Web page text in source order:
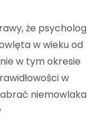
że psycholog
w wieku od
w tym okresie
w
niemowlaka